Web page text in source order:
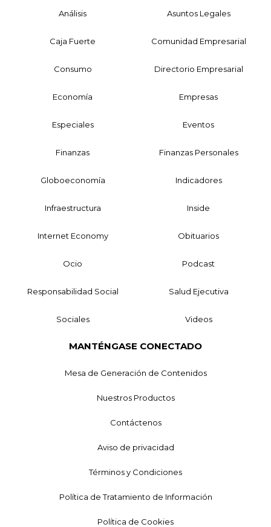
Análisis Asuntos Legales
Caja Fuerte Comunidad Empresarial
Consumo Directorio Empresarial
Economía Empresas
Especiales Eventos
Finanzas Finanzas Personales
Globoeconomía Indicadores
Infraestructura Inside
Internet Economy Obituarios
Ocio Podcast
Responsabilidad Social Salud Ejecutiva
Sociales Videos
MANTÉNGASE CONECTADO
Mesa de Generación de Contenidos
Nuestros Productos
Contáctenos
Aviso de privacidad
Términos y Condiciones
Política de Tratamiento de Información
Política de Cookies